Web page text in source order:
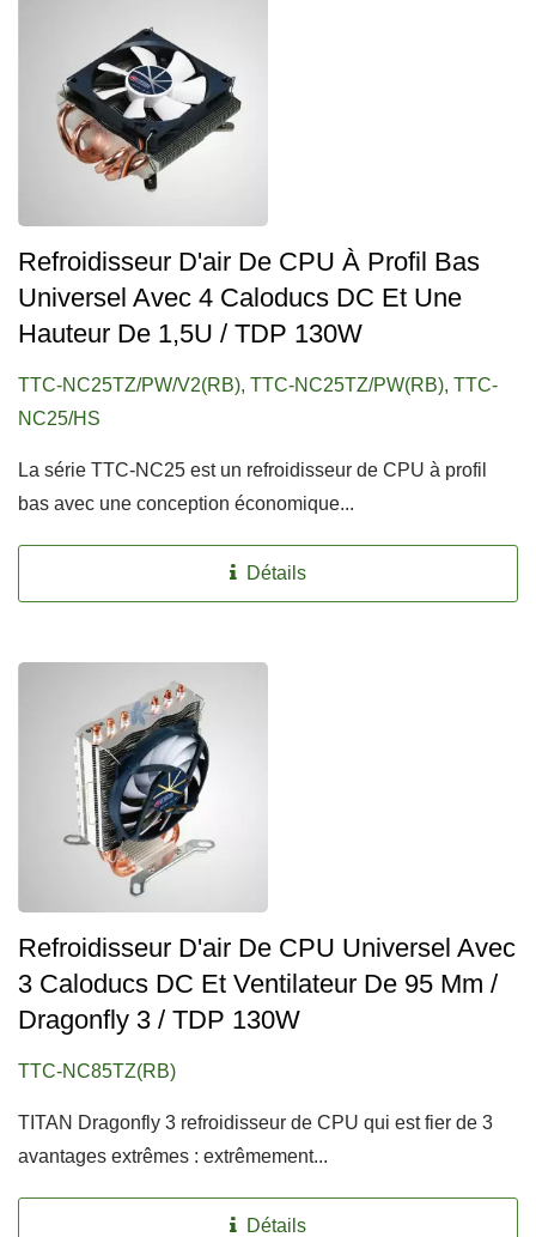
Refroidisseur D'air De CPU À Profil Bas
Universel Avec 4 Caloducs DC Et Une
Hauteur De 1,5U / TDP 130W
TTC-NC25TZ/PW/V2(RB), TTC-NC25TZ/PW(RB), TTC-
NC25/HS
La série TTC-NC25 est un refroidisseur de CPU à profil
bas avec une conception économique...
Détails
Refroidisseur D'air De CPU Universel Avec
3 Caloducs DC Et Ventilateur De 95 Mm /
Dragonfly 3 / TDP 130W
TTC-NC85TZ(RB)
TITAN Dragonfly 3 refroidisseur de CPU qui est fier de 3
avantages extrêmes : extrêmement...
Détails